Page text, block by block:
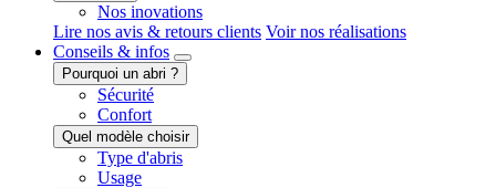
Nos inovations
Lire nos avis & retours clients Voir nos réalisations
Conseils & infos
Pourquoi un abri ?
Sécurité
Confort
Quel modèle choisir
Type d'abris
Usage